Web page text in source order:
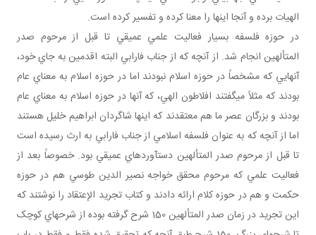
الهيات برده و آنجا اينها را معنا کرده و تفسير کرده است.
در حوزه فلسفه بسيار فعاليت علمي عميقي تا قبل از مرحوم صدر
المتألهين انجام شد. از آنچه که از جناب فارابي البته اقدمين به جاي خود،
آنهايي که مشخصاً در حوزه اسلام نبودند اما در حوزه اسلام به معناي عام
بودند که مثلاً مي‎گفتند افلاطون الهي، که آنها در حوزه اسلام به معناي عام
بودند و بزرگان عصر ما هم معتقدند که اينها شاگردان ابراهيم خليل هستند
اما از آنچه که به عنوان فلسفه اسلامي از جناب فارابي به ارث رسيده است
تا قبل از مرحوم صدر المتألهين دست‎آوردهاي عميقي بود. خصوصاً بعد از
فعاليت علمي که مرحوم محقق خواجه نصير الدين طوسي هم در حوزه
حکمت و هم در حوزه کلام ارائه دادند و کتاب تجريد الإعتقاد را نوشتند که
اين تجريد در زمان صدر المتألهين 150 شرح گرفته بوده از شرح‎هاي کوچک